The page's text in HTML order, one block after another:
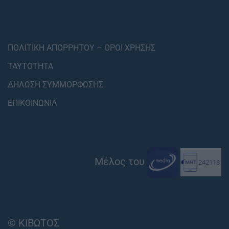
ΠΟΛΙΤΙΚΗ ΑΠΟΡΡΗΤΟΥ – ΟΡΟΙ ΧΡΗΣΗΣ
ΤΑΥΤΟΤΗΤΑ
ΔΗΛΩΣΗ ΣΥΜΜΟΡΦΩΣΗΣ
ΕΠΙΚΟΙΝΩΝΙΑ
Μέλος του
© ΚΙΒΩΤΟΣ